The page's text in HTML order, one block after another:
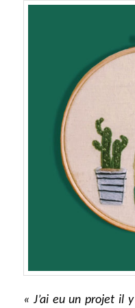
« J’ai eu un projet il